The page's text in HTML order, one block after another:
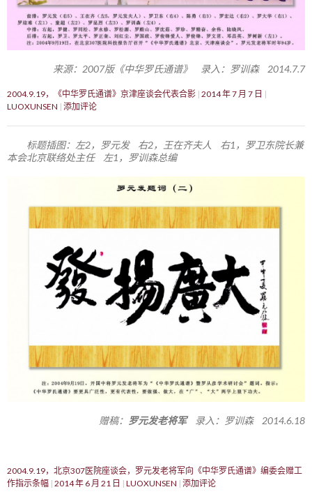
来源：2007版《中华罗氏通谱》 录入：罗训森 2014.7.7
2004.9.19，《中华罗氏通谱》京津座谈会代表合影 2014 年 7 月 7 日
LUOXUNSEN 添加评论
标题插图：左2，罗元发 右2，王在齐夫人 右1，罗卫东院长兼
本会北京联络处主任 左1，罗训森总编
赠稿： 罗元发老将军录入：罗训森 2014.6.18
2004.9.19，北京307医院座谈会，罗元发老将军向《中华罗氏通谱》编委会赠工
作指示条幅 2014 年 6 月 21 日 LUOXUNSEN 添加评论